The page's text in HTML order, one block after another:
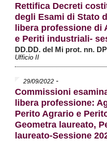
Rettifica Decreti
degli Esami di Stato
libera professione di
e Periti industriali-
DD.DD. del Mi prot. nn.
Ufficio II
29/09/2022 -
Commissioni
libera professione:
Perito Agrario e
Geometra laureato,
laureato-Sessione